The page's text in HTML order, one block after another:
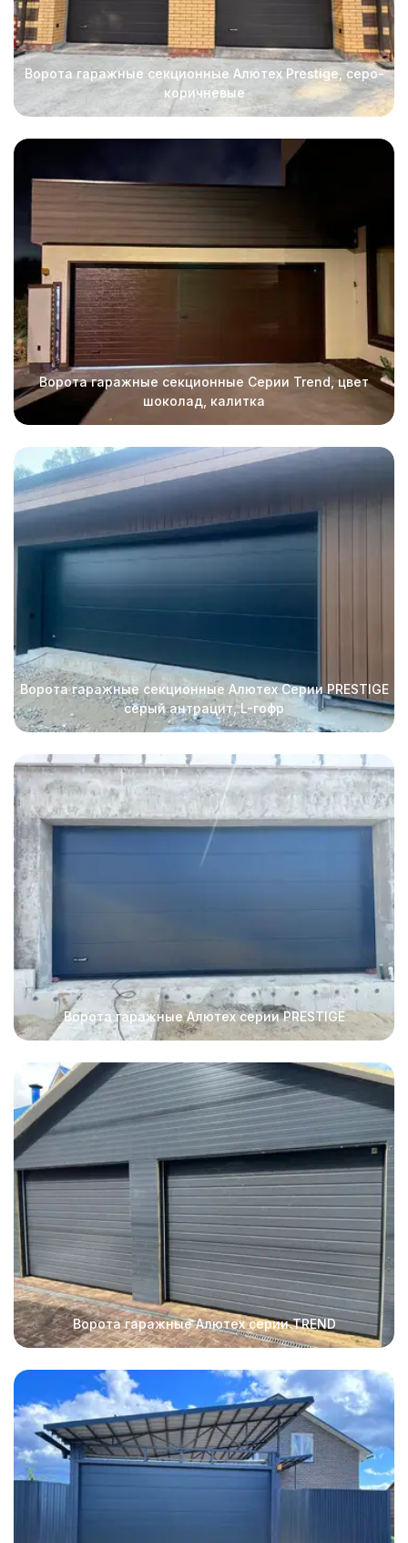
Ворота гаражные секционные Алютех Prestige, серо-
коричневые
Ворота гаражные секционные Серии Trend, цвет
шоколад, калитка
Ворота гаражные секционные Алютех Серии PRESTIGE
серый антрацит, L-гофр
Ворота гаражные Алютех серии PRESTIGE
Ворота гаражные Алютех серии TREND